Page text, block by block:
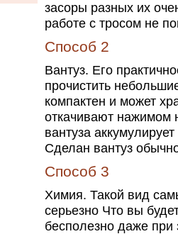
засоры разных их
работе с тросом не
Способ 2
Вантуз. Его
прочистить
компактен и может
откачивают нажимом
вантуза
Сделан вантуз
Способ 3
Химия. Такой вид
серьезно Что вы
бесполезно даже при